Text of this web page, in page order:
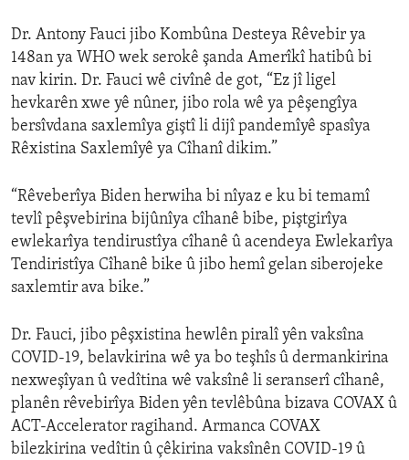
Dr. Antony Fauci jibo Kombûna Desteya Rêvebir ya
148an ya WHO wek serokê şanda Amerîkî hatibû bi
nav kirin. Dr. Fauci wê civînê de got, “Ez jî ligel
hevkarên xwe yê nûner, jibo rola wê ya pêşengîya
bersîvdana saxlemîya giştî li dijî pandemîyê spasîya
Rêxistina Saxlemîyê ya Cîhanî dikim.”
“Rêveberîya Biden herwiha bi nîyaz e ku bi temamî
tevlî pêşvebirina bijûnîya cîhanê bibe, piştgirîya
ewlekarîya tendirustîya cîhanê û acendeya Ewlekarîya
Tendiristîya Cîhanê bike û jibo hemî gelan siberojeke
saxlemtir ava bike.”
Dr. Fauci, jibo pêşxistina hewlên piralî yên vaksîna
COVID-19, belavkirina wê ya bo teşhîs û dermankirina
nexweşîyan û vedîtina wê vaksînê li seranserî cîhanê,
planên rêvebirîya Biden yên tevlêbûna bizava COVAX û
ACT-Accelerator ragihand. Armanca COVAX
bilezkirina vedîtin û çêkirina vaksînên COVID-19 û